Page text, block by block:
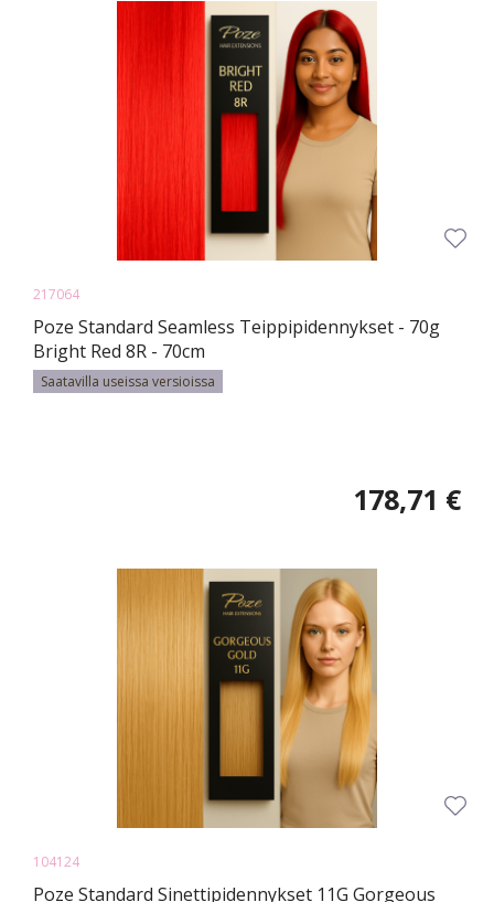
217064
Poze Standard Seamless Teippipidennykset - 70g
Bright Red 8R - 70cm
Saatavilla useissa versioissa
178,71 €
104124
Poze Standard Sinettipidennykset 11G Gorgeous